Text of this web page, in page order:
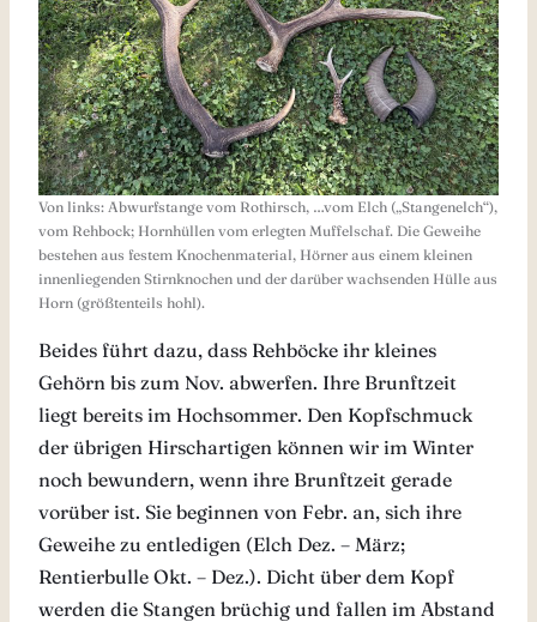
Von links: Abwurfstange vom Rothirsch, …vom Elch („Stangenelch“),
vom Rehbock; Hornhüllen vom erlegten Muffelschaf. Die Geweihe
bestehen aus festem Knochenmaterial, Hörner aus einem kleinen
innenliegenden Stirnknochen und der darüber wachsenden Hülle aus
Horn (größtenteils hohl).
Beides führt dazu, dass Rehböcke ihr kleines
Gehörn bis zum Nov. abwerfen. Ihre Brunftzeit
liegt bereits im Hochsommer. Den Kopfschmuck
der übrigen Hirschartigen können wir im Winter
noch bewundern, wenn ihre Brunftzeit gerade
vorüber ist. Sie beginnen von Febr. an, sich ihre
Geweihe zu entledigen (Elch Dez. – März;
Rentierbulle Okt. – Dez.). Dicht über dem Kopf
werden die Stangen brüchig und fallen im Abstand